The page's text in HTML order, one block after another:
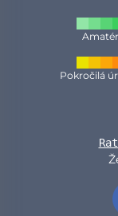
Amatér
Pokročilá